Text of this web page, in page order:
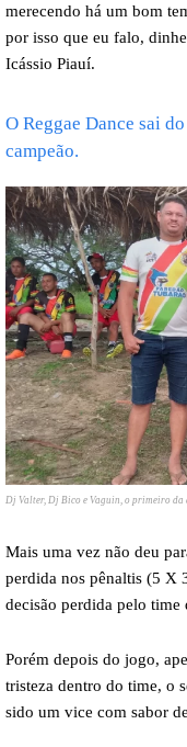
merecendo há um bom
por isso que eu falo,
Icássio Piauí.
O Reggae Dance sai
campeão.
Dj Valter, Dj Bico e Vaguin, o primeiro da
Mais uma vez não deu
perdida nos pênaltis (5 X
decisão perdida pelo time
Porém depois do jogo,
tristeza dentro do time, o
sido um vice com sabor